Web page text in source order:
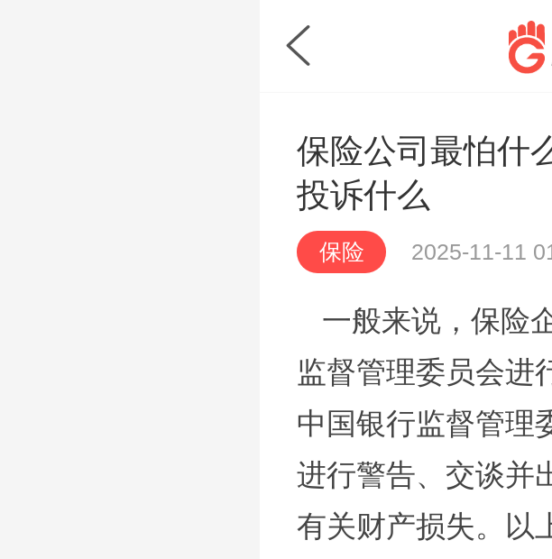
保险公司最怕什
投诉什么
保险 2025-11-11
一般来说，保险
监督管理委员会进
中国银行监督管理
进行警告、交谈并
有关财产损失。以